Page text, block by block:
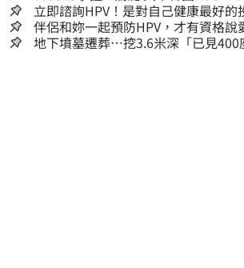
立即諮詢HPV！是對自己健康最好的
嫌晚！
伴侶和妳一起預防HPV，才有資格說
地下墳墓遷葬…挖3.6米深「已見400